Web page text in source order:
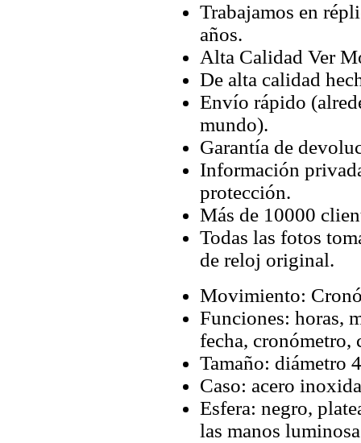
Trabajamos en
años.
Alta Calidad Ver
De alta calidad
Envío rápido
mundo).
Garantía de
Información
protección.
Más de 10000
Todas las fotos
de reloj original.
Movimiento:
Funciones: horas,
fecha, cronómetro,
Tamaño: diámetro
Caso: acero
Esfera: negro,
las manos